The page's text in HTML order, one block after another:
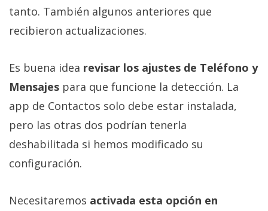
tanto. También algunos anteriores que
recibieron actualizaciones.
Es buena idea revisar los ajustes de Teléfono y
Mensajes para que funcione la detección. La
app de Contactos solo debe estar instalada,
pero las otras dos podrían tenerla
deshabilitada si hemos modificado su
configuración.
Necesitaremos activada esta opción en